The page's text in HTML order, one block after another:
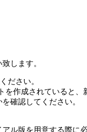
します。
ださい。
作成されていると、
確認してください。
ル版を用意する際に